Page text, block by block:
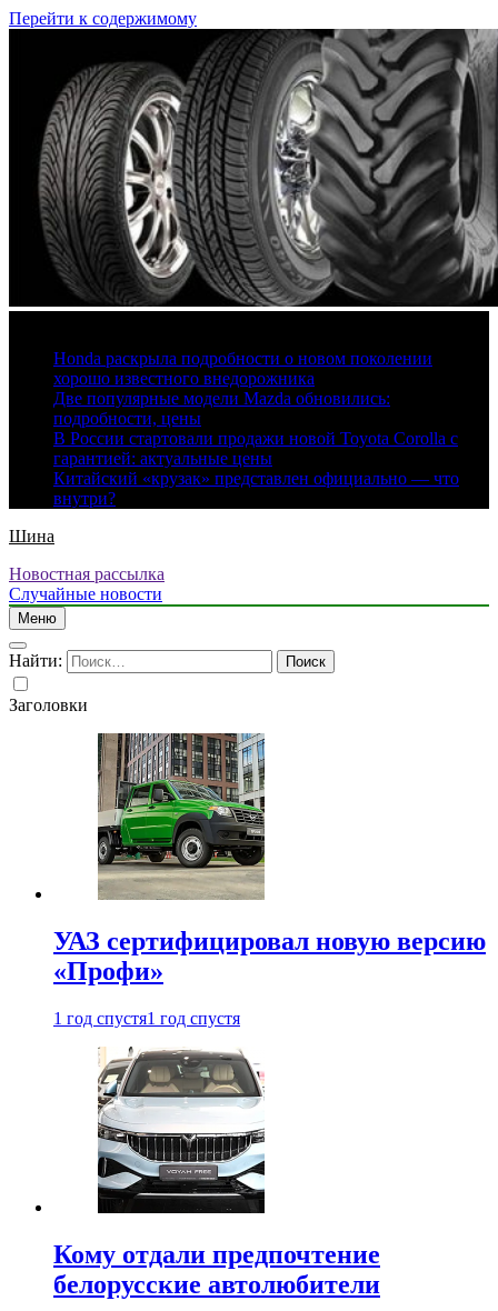
Перейти к содержимому
Honda раскрыла подробности о новом поколении
хорошо известного внедорожника
Две популярные модели Mazda обновились:
подробности, цены
В России стартовали продажи новой Toyota Corolla с
гарантией: актуальные цены
Китайский «крузак» представлен официально — что
внутри?
Шина
Новостная рассылка
Случайные новости
Меню
Найти:
Заголовки
УАЗ сертифицировал новую версию
«Профи»
1 год спустя1 год спустя
Кому отдали предпочтение
белорусские автолюбители